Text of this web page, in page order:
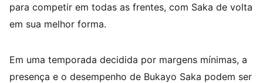
para competir em todas as frentes, com Saka de volta
em sua melhor forma.
Em uma temporada decidida por margens mínimas, a
presença e o desempenho de Bukayo Saka podem ser